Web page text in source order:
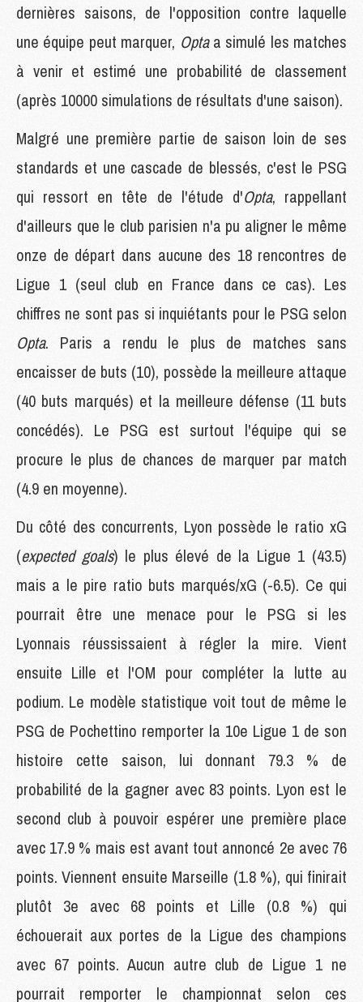
dernières saisons, de l'opposition contre laquelle
une équipe peut marquer, Optaa simulé les matches
à venir et estimé une probabilité de classement
(après 10000 simulations de résultats d'une saison).
Malgré une première partie de saison loin de ses
standards et une cascade de blessés, c'est le PSG
qui ressort en tête de l'étude d'Opta, rappellant
d'ailleurs que le club parisien n'a pu aligner le même
onze de départ dans aucune des 18 rencontres de
Ligue 1 (seul club en France dans ce cas). Les
chiffres ne sont pas si inquiétants pour le PSG selon
Opta. Paris a rendu le plus de matches sans
encaisser de buts (10), possède la meilleure attaque
(40 buts marqués) et la meilleure défense (11 buts
concédés). Le PSG est surtout l'équipe qui se
procure le plus de chances de marquer par match
(4.9 en moyenne).
Du côté des concurrents, Lyon possède le ratio xG
(expected goals) le plus élevé de la Ligue 1 (43.5)
mais a le pire ratio buts marqués/xG (-6.5). Ce qui
pourrait être une menace pour le PSG si les
Lyonnais réussissaient à régler la mire. Vient
ensuite Lille et l'OM pour compléter la lutte au
podium. Le modèle statistique voit tout de même le
PSG de Pochettino remporter la 10e Ligue 1 de son
histoire cette saison, lui donnant 79.3 % de
probabilité de la gagner avec 83 points. Lyon est le
second club à pouvoir espérer une première place
avec 17.9 % mais est avant tout annoncé 2e avec 76
points. Viennent ensuite Marseille (1.8 %), qui finirait
plutôt 3e avec 68 points et Lille (0.8 %) qui
échouerait aux portes de la Ligue des champions
avec 67 points. Aucun autre club de Ligue 1 ne
pourrait remporter le championnat selon ces